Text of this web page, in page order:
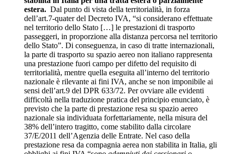
estera. Dal punto di vista della territorialità, in forza
dell’art.7-quater del Decreto IVA, “si considerano effettuate
nel territorio dello Stato […] le prestazioni di trasporto
passeggeri, in proporzione alla distanza percorsa nel territorio
dello Stato”. Di conseguenza, in caso di tratte internazionali,
la parte di trasporto su spazio aereo non italiano rappresenta
una prestazione fuori campo per difetto del requisito di
territorialità, mentre quella eseguita all’interno del territorio
nazionale è rilevante ai fini IVA, anche se non imponibile ai
sensi dell’art.9 del DPR 633/72. Per ovviare alle evidenti
difficoltà nella traduzione pratica del principio enunciato, è
previsto che la parte di prestazione resa su spazio aereo
nazionale sia individuata forfettariamente, nella misura del
38% dell’intero tragitto, come stabilito dalla circolare
37/E/2011 dell’Agenzia delle Entrate. Nel caso della
prestazione resa da compagnia aerea non stabilita in Italia, gli